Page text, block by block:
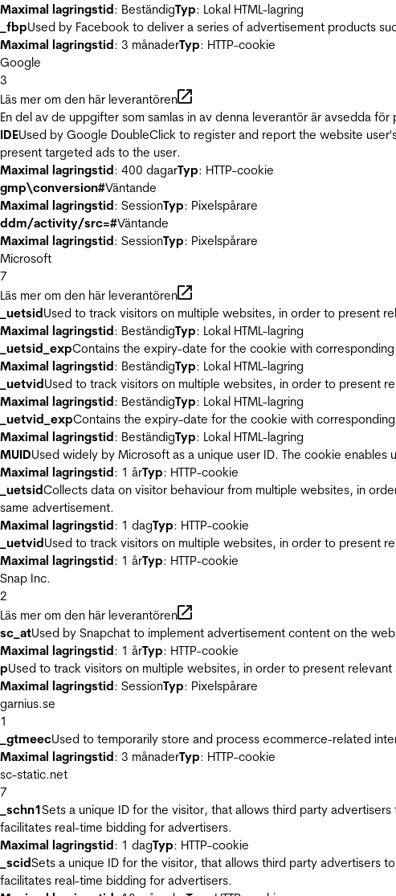
Maximal lagringstid: BeständigTyp: Lokal HTML-lagring
_fbpUsed by Facebook to deliver a series of advertisement products
Maximal lagringstid: 3 månaderTyp: HTTP-cookie
Google
3
Läs mer om den här leverantören
En del av de uppgifter som samlas in av denna leverantör är avsedda
IDEUsed by Google DoubleClick to register and report the website
present targeted ads to the user.
Maximal lagringstid: 400 dagarTyp: HTTP-cookie
gmp\conversion#Väntande
Maximal lagringstid: SessionTyp: Pixelspårare
ddm/activity/src=#Väntande
Maximal lagringstid: SessionTyp: Pixelspårare
Microsoft
7
Läs mer om den här leverantören
_uetsidUsed to track visitors on multiple websites, in order to present
Maximal lagringstid: BeständigTyp: Lokal HTML-lagring
_uetsid_expContains the expiry-date for the cookie with corresponding
Maximal lagringstid: BeständigTyp: Lokal HTML-lagring
_uetvidUsed to track visitors on multiple websites, in order to present
Maximal lagringstid: BeständigTyp: Lokal HTML-lagring
_uetvid_expContains the expiry-date for the cookie with
Maximal lagringstid: BeständigTyp: Lokal HTML-lagring
MUIDUsed widely by Microsoft as a unique user ID. The cookie
Maximal lagringstid: 1 årTyp: HTTP-cookie
_uetsidCollects data on visitor behaviour from multiple websites, in
same advertisement.
Maximal lagringstid: 1 dagTyp: HTTP-cookie
_uetvidUsed to track visitors on multiple websites, in order to present
Maximal lagringstid: 1 årTyp: HTTP-cookie
Snap Inc.
2
Läs mer om den här leverantören
sc_atUsed by Snapchat to implement advertisement content on the
Maximal lagringstid: 1 årTyp: HTTP-cookie
pUsed to track visitors on multiple websites, in order to present
Maximal lagringstid: SessionTyp: Pixelspårare
garnius.se
1
_gtmeecUsed to temporarily store and process ecommerce-related
Maximal lagringstid: 3 månaderTyp: HTTP-cookie
sc-static.net
7
_schn1Sets a unique ID for the visitor, that allows third party
facilitates real-time bidding for advertisers.
Maximal lagringstid: 1 dagTyp: HTTP-cookie
_scidSets a unique ID for the visitor, that allows third party advertisers
facilitates real-time bidding for advertisers.